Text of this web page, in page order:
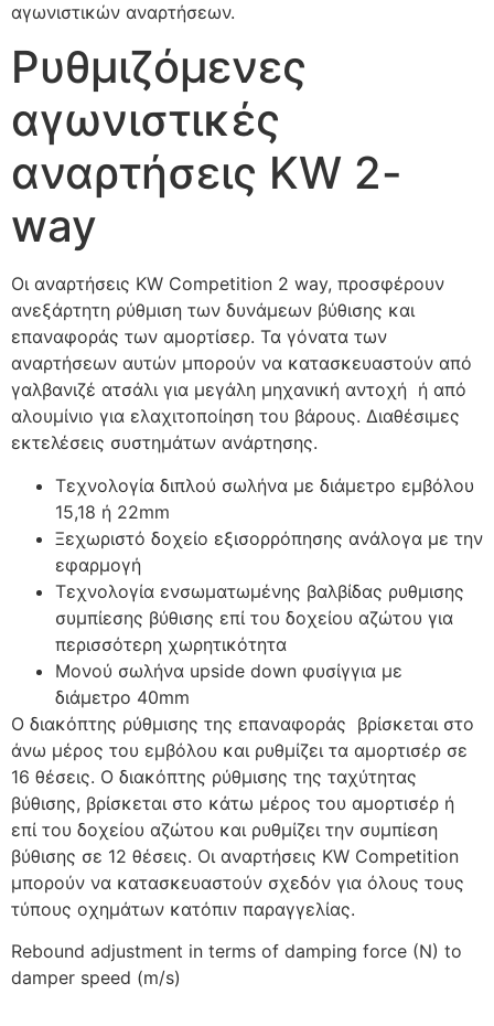
αγωνιστικών αναρτήσεων.
Ρυθμιζόμενες
αγωνιστικές
αναρτήσεις KW 2-
way
Οι αναρτήσεις KW Competition 2 way, προσφέρουν
ανεξάρτητη ρύθμιση των δυνάμεων βύθισης και
επαναφοράς των αμορτίσερ. Τα γόνατα των
αναρτήσεων αυτών μπορούν να κατασκευαστούν από
γαλβανιζέ ατσάλι για μεγάλη μηχανική αντοχή ή από
αλουμίνιο για ελαχιτοποίηση του βάρους. Διαθέσιμες
εκτελέσεις συστημάτων ανάρτησης.
Τεχνολογία διπλού σωλήνα με διάμετρο εμβόλου
15,18 ή 22mm
Ξεχωριστό δοχείο εξισορρόπησης ανάλογα με την
εφαρμογή
Τεχνολογία ενσωματωμένης βαλβίδας ρυθμισης
συμπίεσης βύθισης επί του δοχείου αζώτου για
περισσότερη χωρητικότητα
Μονού σωλήνα upside down φυσίγγια με
διάμετρο 40mm
Ο διακόπτης ρύθμισης της επαναφοράς βρίσκεται στο
άνω μέρος του εμβόλου και ρυθμίζει τα αμορτισέρ σε
16 θέσεις. Ο διακόπτης ρύθμισης της ταχύτητας
βύθισης, βρίσκεται στο κάτω μέρος του αμορτισέρ ή
επί του δοχείου αζώτου και ρυθμίζει την συμπίεση
βύθισης σε 12 θέσεις. Οι αναρτήσεις KW Competition
μπορούν να κατασκευαστούν σχεδόν για όλους τους
τύπους οχημάτων κατόπιν παραγγελίας.
Rebound adjustment in terms of damping force (N) to
damper speed (m/s)